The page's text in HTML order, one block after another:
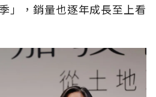
」，銷量也逐年成長至上看